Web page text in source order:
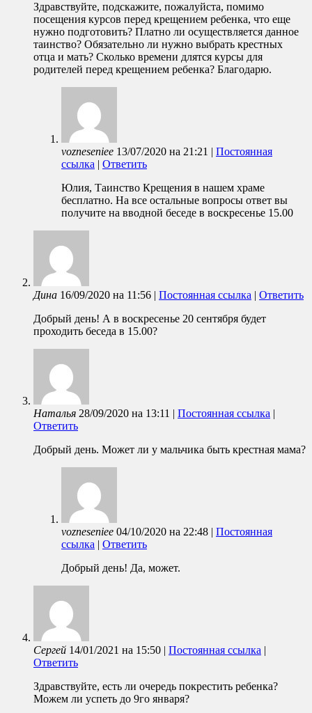
Здравствуйте, подскажите, пожалуйста, помимо
посещения курсов перед крещением ребенка, что еще
нужно подготовить? Платно ли осуществляется данное
таинство? Обязательно ли нужно выбрать крестных
отца и мать? Сколько времени длятся курсы для
родителей перед крещением ребенка? Благодарю.
vozneseniee 13/07/2020 на 21:21 | Постоянная
ссылка | Ответить
Юлия, Таинство Крещения в нашем храме
бесплатно. На все остальные вопросы ответ вы
получите на вводной беседе в воскресенье 15.00
Дина 16/09/2020 на 11:56 | Постоянная ссылка | Ответить
Добрый день! А в воскресенье 20 сентября будет
проходить беседа в 15.00?
Наталья 28/09/2020 на 13:11 | Постоянная ссылка |
Ответить
Добрый день. Может ли у мальчика быть крестная мама?
vozneseniee 04/10/2020 на 22:48 | Постоянная
ссылка | Ответить
Добрый день! Да, может.
Сергей 14/01/2021 на 15:50 | Постоянная ссылка |
Ответить
Здравствуйте, есть ли очередь покрестить ребенка?
Можем ли успеть до 9го января?